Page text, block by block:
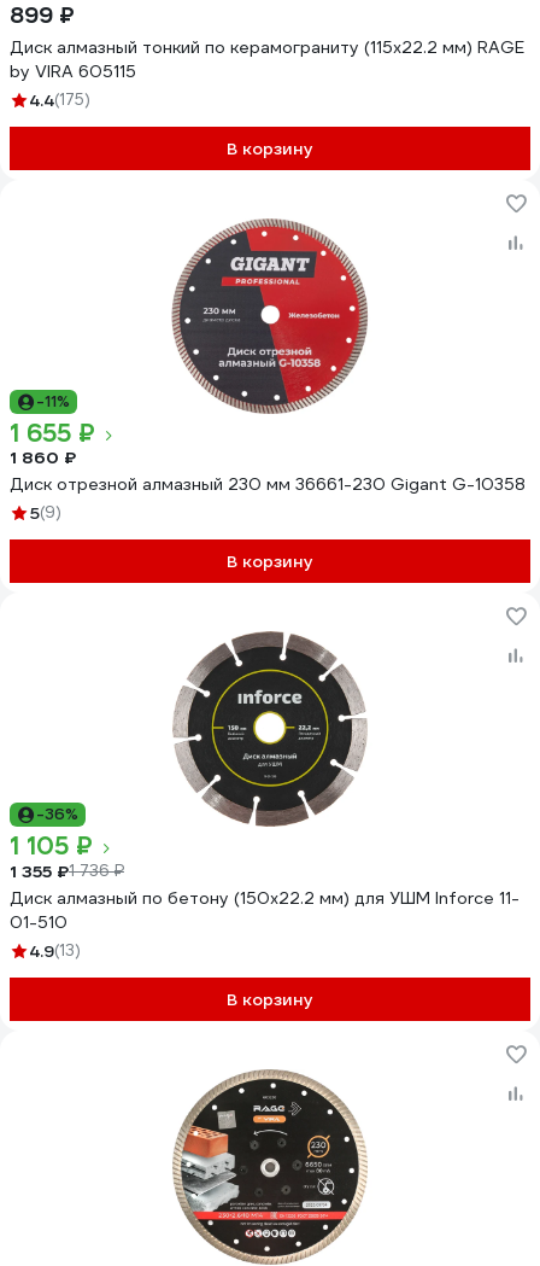
899 ₽
Диск алмазный тонкий по керамограниту (115х22.2 мм) RAGE
by VIRA 605115
4.4(175)
В корзину
-11%
1 655 ₽
1 860 ₽
Диск отрезной алмазный 230 мм 36661-230 Gigant G-10358
5(9)
В корзину
-36%
1 105 ₽
1 355 ₽1 736 ₽
Диск алмазный по бетону (150х22.2 мм) для УШМ Inforce 11-
01-510
4.9(13)
В корзину